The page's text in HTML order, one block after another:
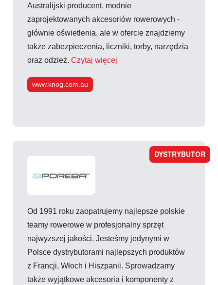
Australijski producent, modnie
zaprojektowanych akcesoriów rowerowych -
głównie oświetlenia, ale w ofercie znajdziemy
także zabezpieczenia, liczniki, torby, narzędzia
oraz odzież.Czytaj więcej
www.knog.com.au
DYSTRYBUTOR
Od 1991 roku zaopatrujemy najlepsze polskie
teamy rowerowe w profesjonalny sprzęt
najwyższej jakości. Jesteśmy jedynymi w
Polsce dystrybutorami najlepszych produktów
z Francji, Włoch i Hiszpanii. Sprowadzamy
także wyjątkowe akcesoria i komponenty z